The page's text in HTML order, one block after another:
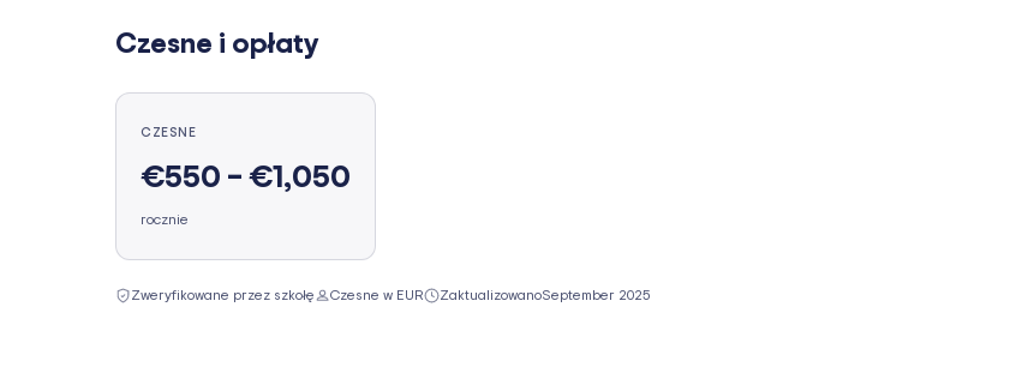
Czesne i opłaty
CZESNE
€550 – €1,050
rocznie
Zweryfikowane przez szkołę Czesne w EUR ZaktualizowanoSeptember 2025